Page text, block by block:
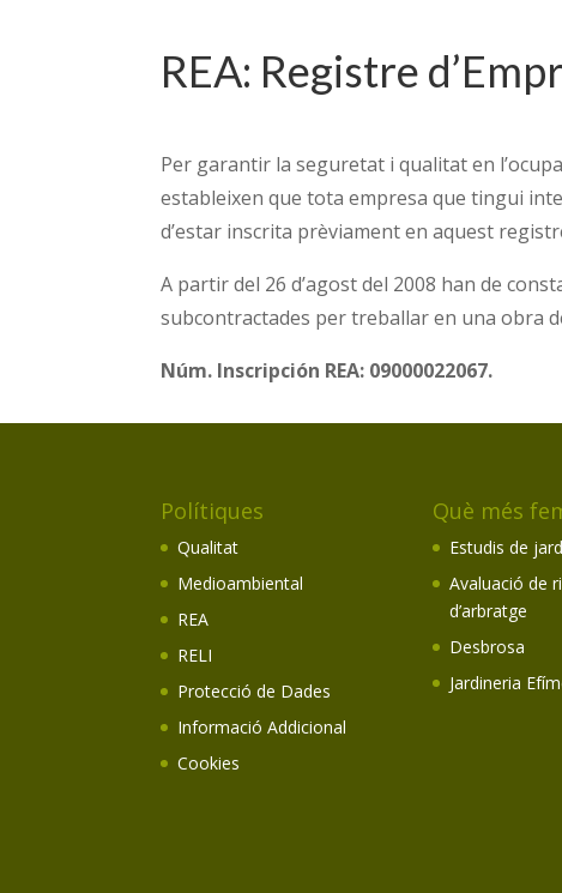
REA: Registre
Per garantir la seguretat i qualitat en
estableixen que tota empresa que tingui
d’estar inscrita prèviament en aquest
A partir del 26 d’agost del 2008 han de
subcontractades per treballar en una obra
Núm. Inscripción REA: 09000022067.
Polítiques
Qualitat
Medioambiental
REA
RELI
Protecció de Dades
Informació Addicional
Cookies
Què més
Estudis de
Avaluació de
d’arbratge
Desbrosa
Jardineria